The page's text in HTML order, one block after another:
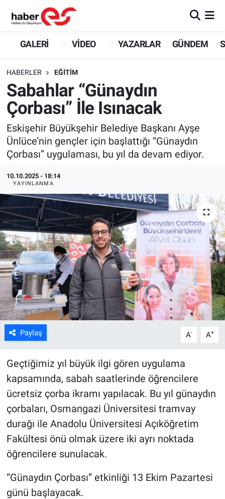
GALERİ VİDEO YAZARLAR GÜNDEM
HABERLER EĞİTİM
Sabahlar “Günaydın
Çorbası” İle Isınacak
Eskişehir Büyükşehir Belediye Başkanı Ayşe
Ünlüce’nin gençler için başlattığı “Günaydın
Çorbası” uygulaması, bu yıl da devam ediyor.
10.10.2025 - 18:14
YAYINLANMA
Paylaş A- A+
Geçtiğimiz yıl büyük ilgi gören uygulama
kapsamında, sabah saatlerinde öğrencilere
ücretsiz çorba ikramı yapılacak. Bu yıl günaydın
çorbaları, Osmangazi Üniversitesi tramvay
durağı ile Anadolu Üniversitesi Açıköğretim
Fakültesi önü olmak üzere iki ayrı noktada
öğrencilere sunulacak.
“Günaydın Çorbası” etkinliği 13 Ekim Pazartesi
günü başlayacak.
GALERİ
YAZARLAR
GÜNDEM
SİYASET
EKONOMİ
SPOR
ASAYİŞ
Eskişehir Nöbetçi Eczaneler
Eskişehir Trafik Yoğunluk Haritası
Süper Lig Puan Durumu ve Fikstür
Tüm Manşetler
Haber Arşivi